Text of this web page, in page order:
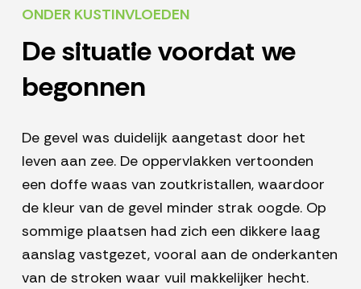
ONDER KUSTINVLOEDEN
De situatie voordat we
begonnen
De gevel was duidelijk aangetast door het
leven aan zee. De oppervlakken vertoonden
een doffe waas van zoutkristallen, waardoor
de kleur van de gevel minder strak oogde. Op
sommige plaatsen had zich een dikkere laag
aanslag vastgezet, vooral aan de onderkanten
van de stroken waar vuil makkelijker hecht.